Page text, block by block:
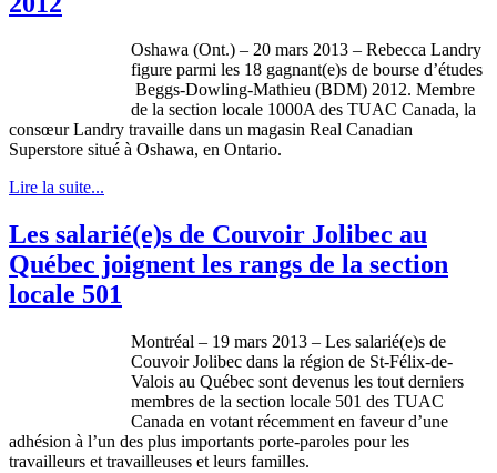
Oshawa (Ont.) – 20 mars 2013 – Rebecca Landry
figure parmi les 18 gagnant(e)s de bourse d’études
Beggs-Dowling-Mathieu (BDM) 2012. Membre
de la section locale 1000Ades TUAC Canada, la
consœurLandry travaille dans un magasin Real Canadian
Superstore situé à Oshawa, en Ontario.
Lire la suite...
Les salarié(e)s de Couvoir Jolibec au
Québec joignent les rangs de la section
locale 501
Montréal – 19 mars 2013 – Les salarié(e)s de
Couvoir Jolibec dans la région de St-Félix-de-
Valois au Québec sont devenus les tout derniers
membres de la section locale 501 des TUAC
Canada en votant récemment en faveur d’une
adhésion à l’un des plus importants porte-paroles pour les
travailleurs et travailleuses et leurs familles.